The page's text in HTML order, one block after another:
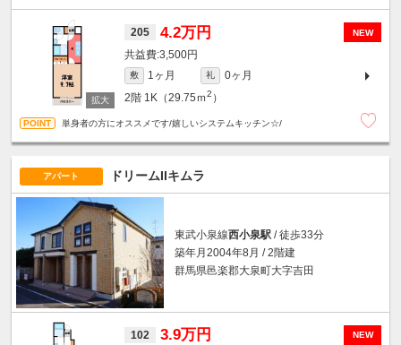
NEW
205 4.2万円
3,500円
敷 1ヶ月 礼
0ヶ月
2階 1K（29.75ｍ2 ）
単身者の方にオススメです/嬉しいシステムキッチン☆/
アパート ドリームIIキムラ
東武小泉線西小泉駅 / 徒歩33分
築年月2004年8月 / 2階建
群馬県邑楽郡大泉町大字吉田
NEW
102 3.9万円